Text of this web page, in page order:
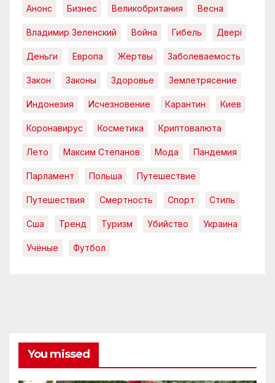
Анонс Бизнес Великобритания Весна
Владимир Зеленский Война Гибель Двері
Деньги Европа Жертвы Заболеваемость
Закон Законы Здоровье Землетрясение
Индонезия Исчезновение Карантин Киев
Коронавирус Косметика Криптовалюта
Лето Максим Степанов Мода Пандемия
Парламент Польша Путешествие
Путешествия Смертность Спорт Стиль
Сша Тренд Туризм Убийство Украина
Учёные Футбол
You missed